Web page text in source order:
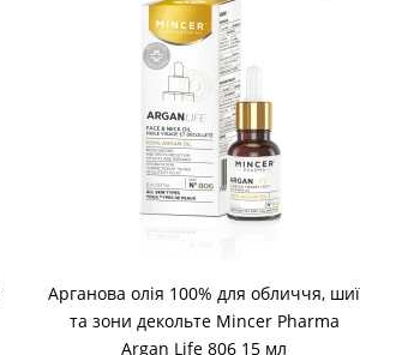
Арганова олія 100% для обличчя, шиї
та зони декольте Mincer Pharma
Argan Life 806 15 мл